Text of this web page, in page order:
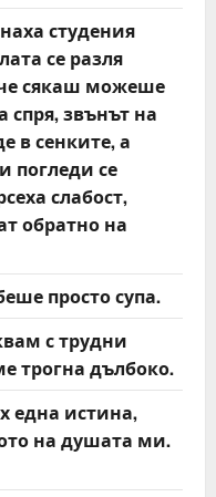
студения
се разля
сякаш можеше
спря, звънът на
в сенките, а
погледи се
слабост,
обратно на
просто супа.
с трудни
трогна дълбоко.
една истина,
на душата ми.